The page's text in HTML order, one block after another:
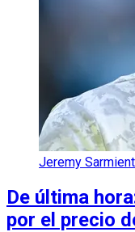
Jeremy
De última
por el precio